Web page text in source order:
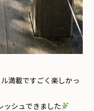
満載ですごく楽しかっ
ッシュできました